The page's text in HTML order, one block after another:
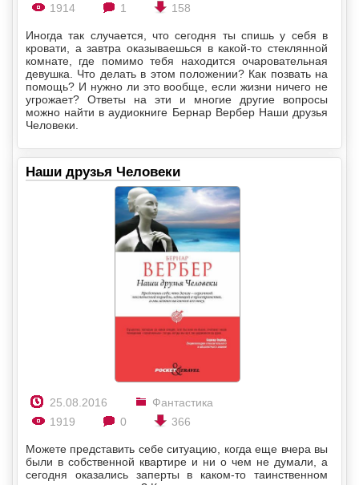
1914
1 158
Иногда так случается, что сегодня ты спишь у себя в
кровати, а завтра оказываешься в какой-то стеклянной
комнате, где помимо тебя находится очаровательная
девушка. Что делать в этом положении? Как позвать на
помощь? И нужно ли это вообще, если жизни ничего не
угрожает? Ответы на эти и многие другие вопросы
можно найти в аудиокниге Бернар Вербер Наши друзья
Человеки.
Наши друзья Человеки
25.08.2016
Фантастика
1919
0 366
Можете представить себе ситуацию, когда еще вчера вы
были в собственной квартире и ни о чем не думали, а
сегодня оказались заперты в каком-то таинственном